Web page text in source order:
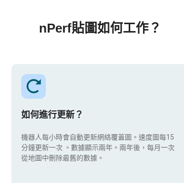
nPerf貼圖如何工作？
如何進行更新？
機器人每小時會自動更新網絡覆蓋圖。速度圖每15
分鐘更新一次 。數據顯示兩年。兩年後，每月一次
從地圖中刪除最舊的數據。